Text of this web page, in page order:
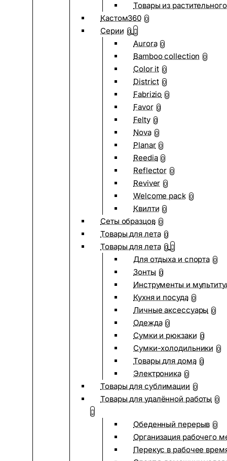
Товары из
Кастом360 0
Серии 0
Aurora 0
Bamboo collection 0
Color it 0
District 0
Fabrizio 0
Favor 0
Felty 0
Nova 0
Planar 0
Reedia 0
Reflector 0
Reviver 0
Welcome pack 0
Квилти 0
Сеты образцов 0
Товары для лета 0
Товары для лета 0
Для отдыха и спорта 0
Зонты 0
Инструменты и
Кухня и посуда 0
Личные аксессуары 0
Одежда 0
Сумки и рюкзаки 0
Сумки-холодильники 0
Товары для дома 0
Электроника 0
Товары для сублимации 0
Товары для удалённой работы 0
Обеденный перерыв 0
Организация рабочего
Перекус в рабочее